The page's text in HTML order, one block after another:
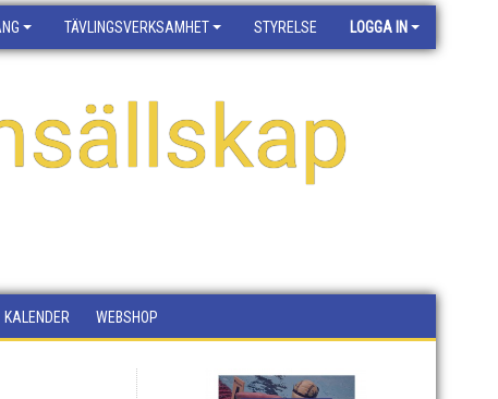
TÄVLINGSVERKSAMHET STYRELSE LOGGA IN
KALENDER WEBSHOP